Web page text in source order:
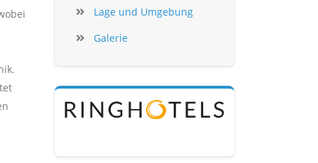
Lage und Umgebung
Galerie